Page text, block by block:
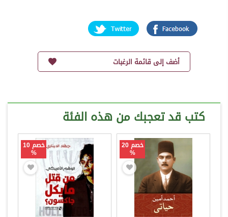
أضف إلى قائمة الرغبات
كتب قد تعجبك من هذه الفئة
خصم 20
%
خصم 10
%